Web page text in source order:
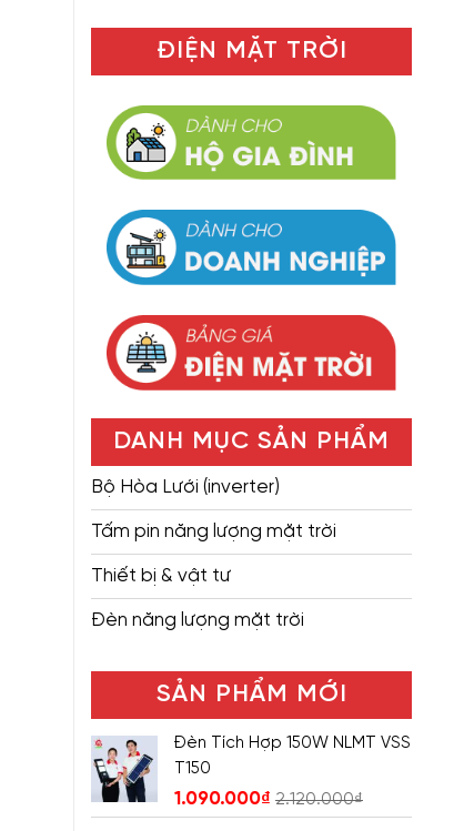
ĐIỆN MẶT TRỜI
DANH MỤC SẢN PHẨM
Bộ Hòa Lưới (inverter)
Tấm pin năng lượng mặt trời
Thiết bị & vật tư
Đèn năng lượng mặt trời
SẢN PHẨM MỚI
Đèn Tích Hợp 150W NLMT VSS
T150
1.090.000₫ 2.120.000₫